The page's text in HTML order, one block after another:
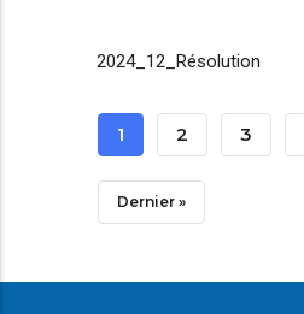
2024_12_Résolution
Pagination
Page
Courante
1 Page
2 Page
3
Dernière
Dernier »